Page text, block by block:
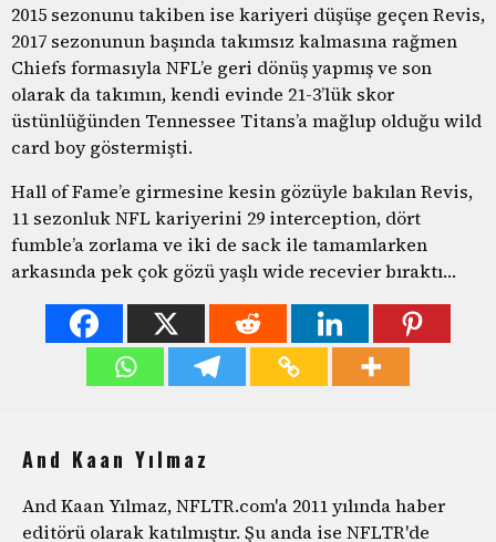
2015 sezonunu takiben ise kariyeri düşüşe geçen Revis,
2017 sezonunun başında takımsız kalmasına rağmen
Chiefs formasıyla NFL’e geri dönüş yapmış ve son
olarak da takımın, kendi evinde 21-3’lük skor
üstünlüğünden Tennessee Titans’a mağlup olduğu wild
card boy göstermişti.
Hall of Fame’e girmesine kesin gözüyle bakılan Revis,
11 sezonluk NFL kariyerini 29 interception, dört
fumble’a zorlama ve iki de sack ile tamamlarken
arkasında pek çok gözü yaşlı wide recevier bıraktı…
And Kaan Yılmaz
And Kaan Yılmaz, NFLTR.com'a 2011 yılında haber
editörü olarak katılmıştır. Şu anda ise NFLTR'de